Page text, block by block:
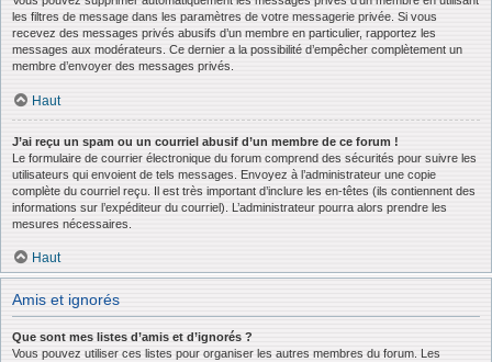
les filtres de message dans les paramètres de votre messagerie privée. Si vous
recevez des messages privés abusifs d’un membre en particulier, rapportez les
messages aux modérateurs. Ce dernier a la possibilité d’empêcher complètement un
membre d’envoyer des messages privés.
Haut
J’ai reçu un spam ou un courriel abusif d’un membre de ce forum !
Le formulaire de courrier électronique du forum comprend des sécurités pour suivre les
utilisateurs qui envoient de tels messages. Envoyez à l’administrateur une copie
complète du courriel reçu. Il est très important d’inclure les en-têtes (ils contiennent des
informations sur l’expéditeur du courriel). L’administrateur pourra alors prendre les
mesures nécessaires.
Haut
Amis et ignorés
Que sont mes listes d’amis et d’ignorés ?
Vous pouvez utiliser ces listes pour organiser les autres membres du forum. Les